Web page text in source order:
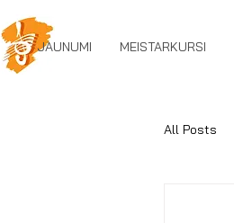
JAUNUMI MEISTARKURSI
All Posts